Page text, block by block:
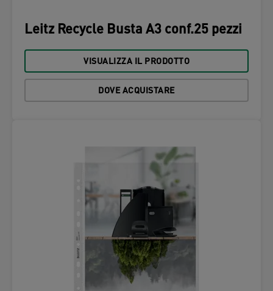
Leitz Recycle Busta A3 conf.25 pezzi
VISUALIZZA IL PRODOTTO
DOVE ACQUISTARE